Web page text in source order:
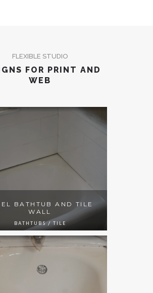
FLEXIBLE STUDIO
FOR PRINT AND
WEB
BATHTUB AND TILE
WALL
BATHTUBS / TILE